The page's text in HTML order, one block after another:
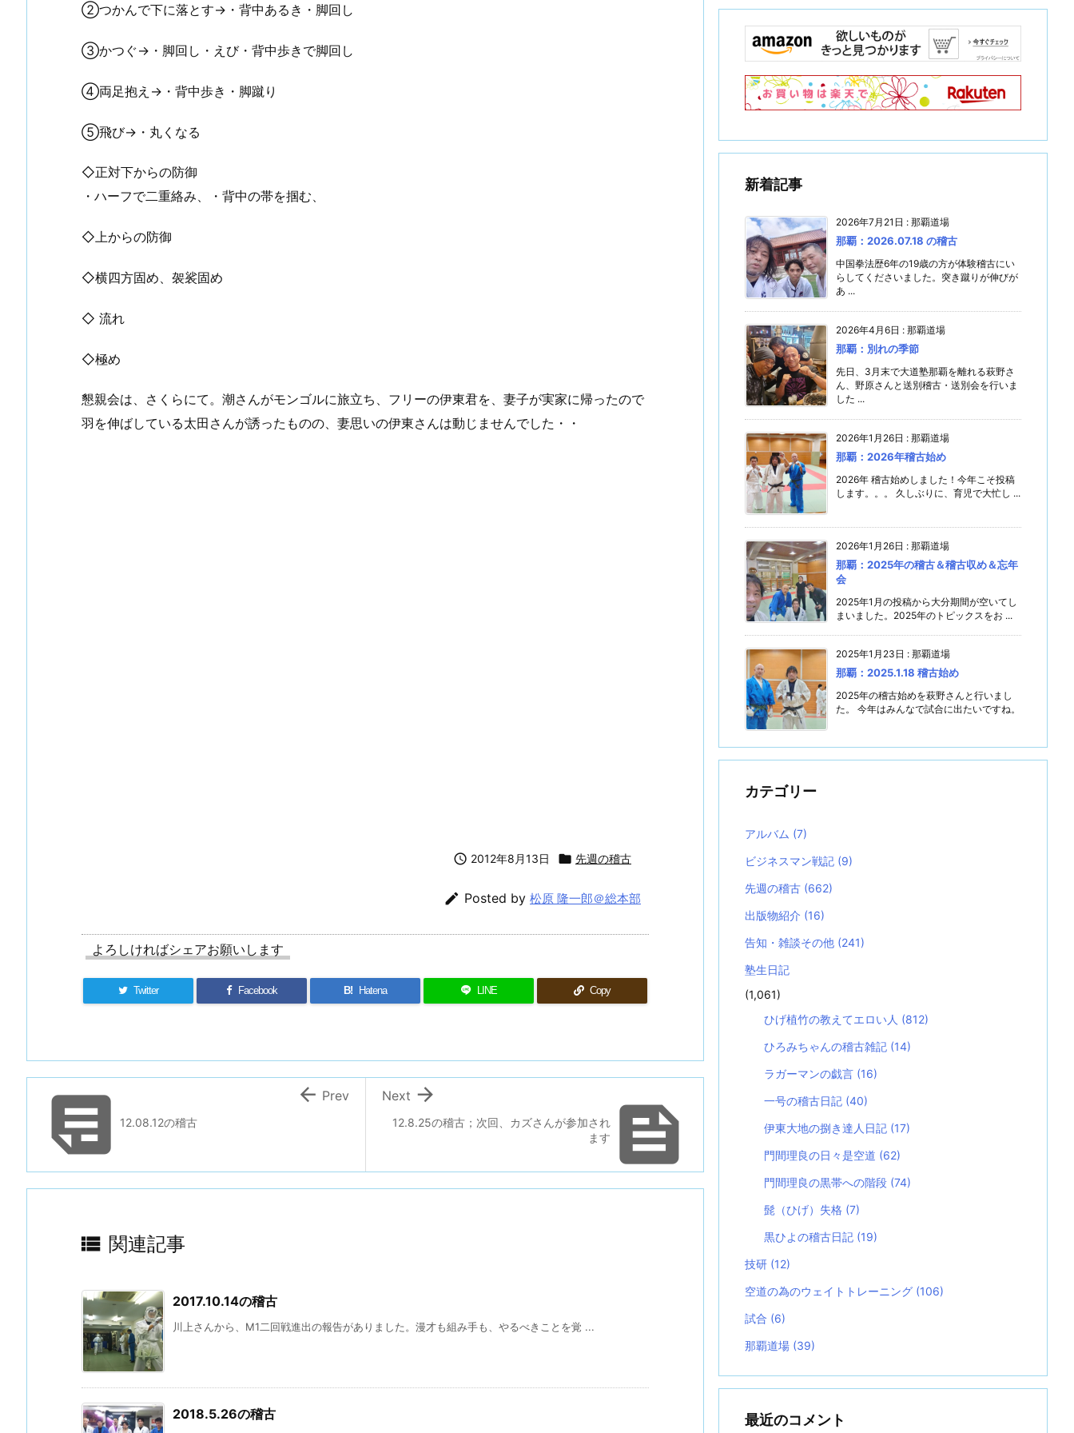
②つかんで下に落とす→・背中あるき・脚回し
③かつぐ→・脚回し・えび・背中歩きで脚回し
④両足抱え→・背中歩き・脚蹴り
⑤飛び→・丸くなる
◇正対下からの防御
・ハーフで二重絡み、・背中の帯を掴む、
◇上からの防御
◇横四方固め、袈裟固め
◇ 流れ
◇極め
懇親会は、さくらにて。潮さんがモンゴルに旅立ち、フリーの伊東君を、妻子が実家に帰ったので
羽を伸ばしている太田さんが誘ったものの、妻思いの伊東さんは動じませんでした・・
 2012年8月13日  先週の稽古
 Posted by 松原 隆一郎＠総本部
よろしければシェアお願いします
Twitter Facebook B! Hatena LINE Copy

12.8.25の稽古；次回、カズさんが参加され
ます

Next
12.08.12の稽古
 Prev
 関連記事
2017.10.14の稽古
川上さんから、M1二回戦進出の報告がありました。漫才も組み手も、やるべきことを覚 ...
2018.5.26の稽古
新着記事
2026年7月21日 : 那覇道場
那覇：2026.07.18 の稽古
中国拳法歴6年の19歳の方が体験稽古にい
らしてくださいました。突き蹴りが伸びが
あ ...
2026年4月6日 : 那覇道場
那覇：別れの季節
先日、3月末で大道塾那覇を離れる萩野さ
ん、野原さんと送別稽古・送別会を行いま
した ...
2026年1月26日 : 那覇道場
那覇：2026年稽古始め
2026年 稽古始めしました！今年こそ投稿
します。。。 久しぶりに、育児で大忙し ...
2026年1月26日 : 那覇道場
那覇：2025年の稽古＆稽古収め＆忘年
会
2025年1月の投稿から大分期間が空いてし
まいました。2025年のトピックスをお ...
2025年1月23日 : 那覇道場
那覇：2025.1.18 稽古始め
2025年の稽古始めを萩野さんと行いまし
た。 今年はみんなで試合に出たいですね。
カテゴリー
アルバム (7)
ビジネスマン戦記 (9)
先週の稽古 (662)
出版物紹介 (16)
告知・雑談その他 (241)
塾生日記
(1,061)
ひげ植竹の教えてエロい人 (812)
ひろみちゃんの稽古雑記 (14)
ラガーマンの戯言 (16)
一号の稽古日記 (40)
伊東大地の捌き達人日記 (17)
門間理良の日々是空道 (62)
門間理良の黒帯への階段 (74)
髭（ひげ）失格 (7)
黒ひよの稽古日記 (19)
技研 (12)
空道の為のウェイトトレーニング (106)
試合 (6)
那覇道場 (39)
最近のコメント